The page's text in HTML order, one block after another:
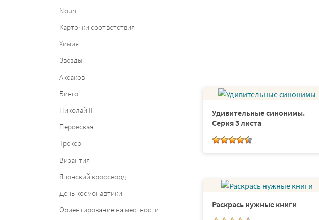
Удивительные синонимы.
Серия 3 листа
Раскрась нужные книги
Noun
Карточки соответствия
Химия
Звёзды
Аксаков
Бинго
Николай II
Перовская
Трекер
Византия
Японский кроссворд
День космонавтики
Ориентирование на местности